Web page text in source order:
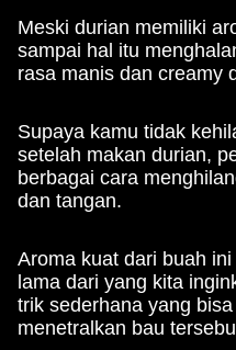
Meski durian memiliki
sampai hal itu
rasa manis dan creamy
Supaya kamu tidak
setelah makan durian,
berbagai cara
dan tangan.
Aroma kuat dari buah
lama dari yang kita
trik sederhana yang
menetralkan bau